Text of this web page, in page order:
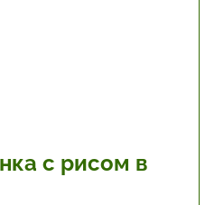
с рисом в